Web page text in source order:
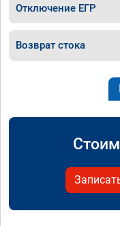
Отключение ЕГР
Возврат стока